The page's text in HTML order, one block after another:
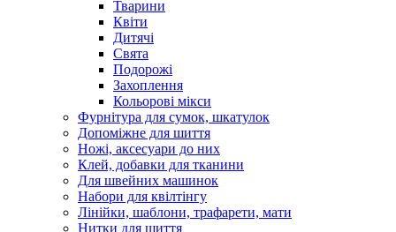
Тварини
Квіти
Дитячі
Свята
Подорожі
Захоплення
Кольорові мікси
Фурнітура для сумок, шкатулок
Допоміжне для шиття
Ножі, аксесуари до них
Клей, добавки для тканини
Для швейних машинок
Набори для квілтінгу
Лінійки, шаблони, трафарети, мати
Нитки для шиття